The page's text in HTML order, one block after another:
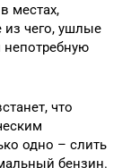
местах,
из чего, ушлые
непотребную
что
одно – слить
бензин.